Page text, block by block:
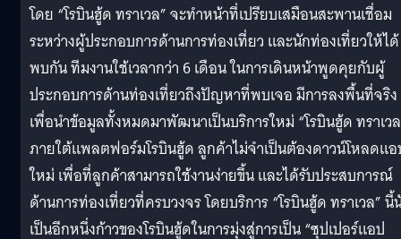
โดย “โรบินฮู้ด ทราเวล” จะทำหน้าที่เปรียบเสมือนสะพานเชื่อม
ระหว่างผู้ประกอบการด้านการท่องเที่ยว และนักท่องเที่ยวให้ได้
พบกัน ทีมงานใช้เวลากว่า 6 เดือน ในการเดินหน้าพูดคุยกับผู้
ประกอบการด้านท่องเที่ยวถึงปัญหาที่พบเจอ มีการลงพื้นที่จริง
เพื่อนำข้อมูลทั้งหมดมาพัฒนาเป็นบริการใหม่ “โรบินฮู้ด ทราเว
ภายใต้แพลตฟอร์มโรบินฮู้ด ลูกค้าไม่จำเป็นต้องดาวน์โหลดแ
ใหม่ เพื่อที่ลูกค้าสามารถใช้งานง่ายขึ้น และได้รับประสบการณ์
ด้านการท่องเที่ยวที่ครบวงจร โดยบริการ “โรบินฮู้ด ทราเวล” นี้
เป็นอีกหนึ่งก้าวของโรบินฮู้ดในการมุ่งสู่การเป็น “ซุปเปอร์แอป